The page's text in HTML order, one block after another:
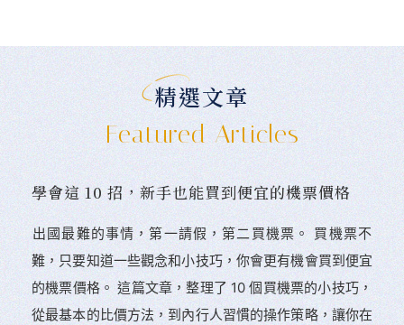
精選文章
Featured Articles
學會這 10 招，新手也能買到便宜的機票價格
󠀠出國最難的事情，第一請假，第二買機票。 󠀠買機票不
難，只要知道一些觀念和小技巧，你會更有機會買到便宜
的機票價格。 這篇文章，整理了 10 個買機票的小技巧，
從最基本的比價方法，到內行人習慣的操作策略，讓你在